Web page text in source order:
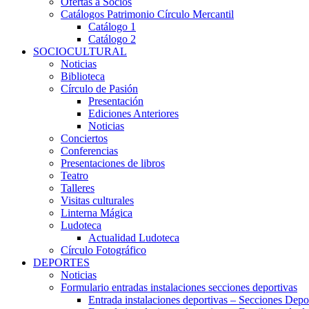
Catálogos Patrimonio Círculo Mercantil
Catálogo 1
Catálogo 2
SOCIOCULTURAL
Noticias
Biblioteca
Círculo de Pasión
Presentación
Ediciones Anteriores
Noticias
Conciertos
Conferencias
Presentaciones de libros
Teatro
Talleres
Visitas culturales
Linterna Mágica
Ludoteca
Actualidad Ludoteca
Círculo Fotográfico
DEPORTES
Noticias
Formulario entradas instalaciones secciones deportivas
Entrada instalaciones deportivas – Secciones